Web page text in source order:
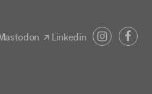
Linkedin